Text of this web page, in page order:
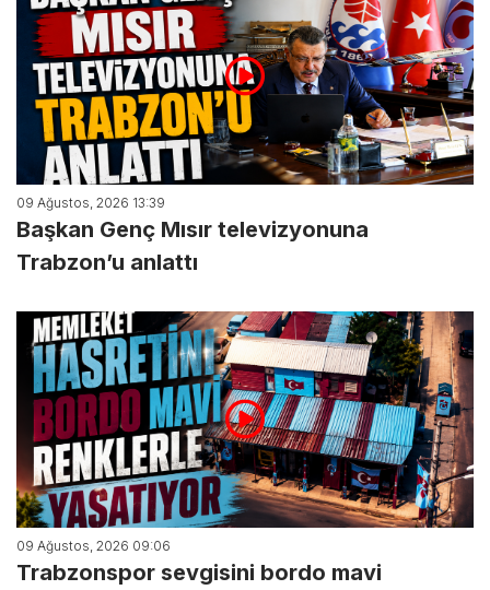
09 Ağustos, 2026 13:39
Başkan Genç Mısır televizyonuna
Trabzon’u anlattı
09 Ağustos, 2026 09:06
Trabzonspor sevgisini bordo mavi